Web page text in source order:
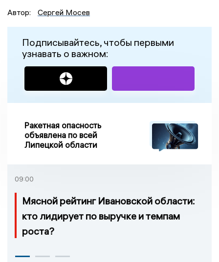
Автор:
Сергей Мосев
Подписывайтесь, чтобы первыми
узнавать о важном:
Ракетная опасность
объявлена по всей
Липецкой области
09:00
Мясной рейтинг Ивановской области:
кто лидирует по выручке и темпам
роста?